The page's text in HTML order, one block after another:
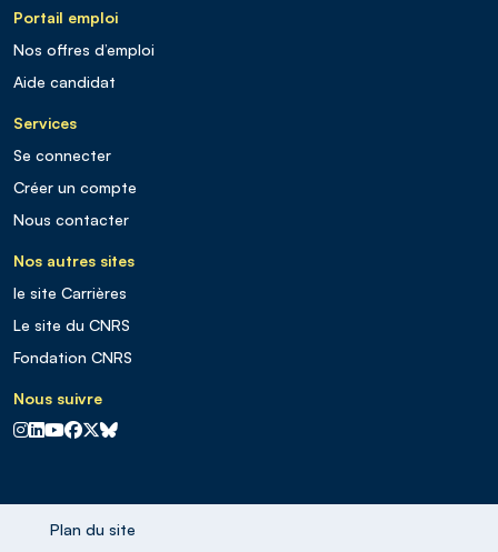
Portail emploi
Nos offres d’emploi
Aide candidat
Services
Se connecter
Créer un compte
Nous contacter
Nos autres sites
le site Carrières
Le site du CNRS
Fondation CNRS
Nous suivre
CNRS sur Instagram
CNRS sur Linkedin
CNRS sur Youtube
CNRS sur Facebook
CNRS sur X
CNRS sur Blus sky
Plan du site